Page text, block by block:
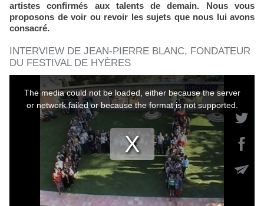
artistes confirmés aux talents de demain. Nous vous
proposons de voir ou revoir les sujets que nous lui avons
consacré.
INTERVIEW DE JEAN-PIERRE BLANC, FONDATEUR
DU FESTIVAL DE HYÈRES